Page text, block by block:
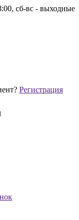
сб-вс - выходные
Регистрация